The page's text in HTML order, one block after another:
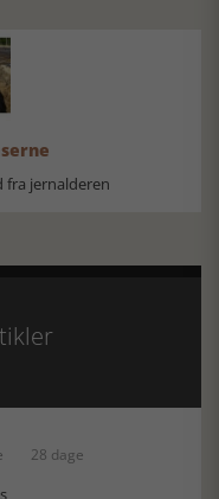
jernalderen
28 dage